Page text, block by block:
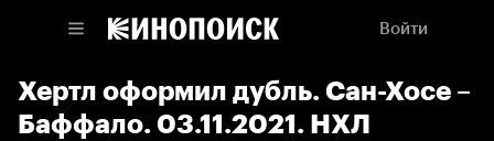
Войти
Хертл оформил дубль. Сан-Хосе –
Баффало. 03.11.2021. НХЛ